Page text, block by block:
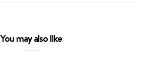
You may also like